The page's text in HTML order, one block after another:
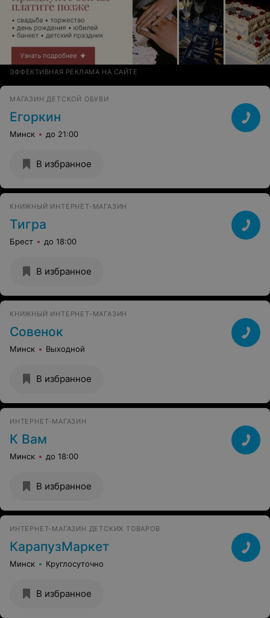
ЭФФЕКТИВНАЯ РЕКЛАМА НА САЙТЕ
МАГАЗИН ДЕТСКОЙ ОБУВИ
Егоркин
Минск до 21:00
В избранное
КНИЖНЫЙ ИНТЕРНЕТ-МАГАЗИН
Тигра
Брест до 18:00
В избранное
КНИЖНЫЙ ИНТЕРНЕТ-МАГАЗИН
Совенок
Минск Выходной
В избранное
ИНТЕРНЕТ-МАГАЗИН
К Вам
Минск до 18:00
В избранное
ИНТЕРНЕТ-МАГАЗИН ДЕТСКИХ ТОВАРОВ
КарапузМаркет
Минск Круглосуточно
В избранное